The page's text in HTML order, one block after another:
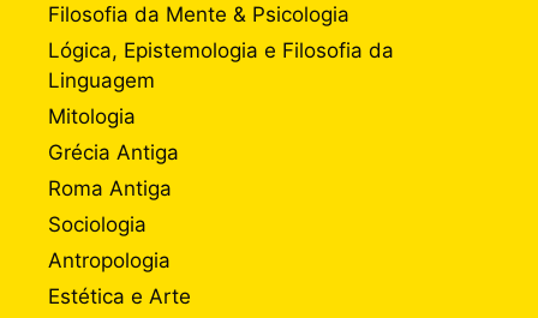
Filosofia da Mente & Psicologia
Lógica, Epistemologia e Filosofia da
Linguagem
Mitologia
Grécia Antiga
Roma Antiga
Sociologia
Antropologia
Estética e Arte